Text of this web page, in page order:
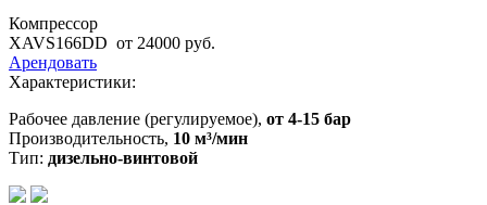
Компрессор
XAVS166DD от 24000 руб.
Арендовать
Характеристики:
Рабочее давление (регулируемое), от 4-15 бар
Производительность, 10 м³/мин
Тип: дизельно-винтовой